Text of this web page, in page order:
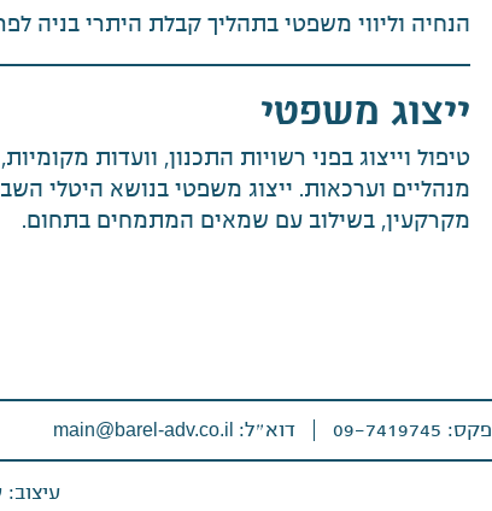
הנחיה וליווי משפטי בתהליך קבלת היתרי בניה
ייצוג משפטי
טיפול וייצוג בפני רשויות התכנון, וועדות
מנהליים וערכאות. ייצוג משפטי בנושא היטלי
מקרקעין, בשילוב עם שמאים המתמחים בתחום.
פקס: 09-7419745 דוא״ל:
עיצוב: